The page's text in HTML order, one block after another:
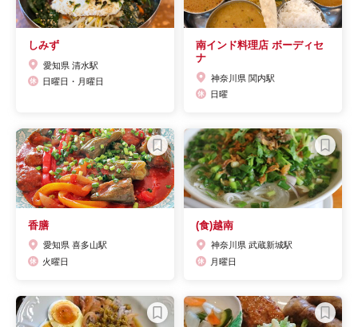
しみず
愛知県 清水駅
日曜日・月曜日
南インド料理店 ボーディセ
ナ
神奈川県 関内駅
日曜
香膳
愛知県 喜多山駅
火曜日
(食)越南
神奈川県 武蔵新城駅
月曜日